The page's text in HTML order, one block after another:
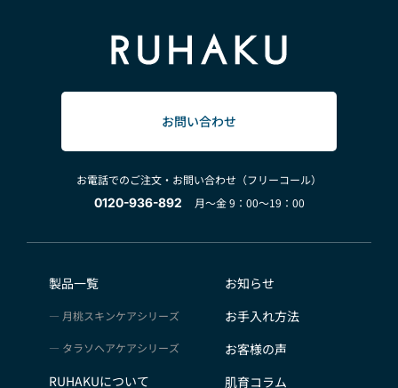
お問い合わせ
お電話でのご注文・お問い合わせ（フリーコール）
0120-936-892
月～金 9：00～19：00
製品一覧
月桃スキンケアシリーズ
タラソヘアケアシリーズ
RUHAKUについて
お知らせ
お手入れ方法
お客様の声
肌育コラム